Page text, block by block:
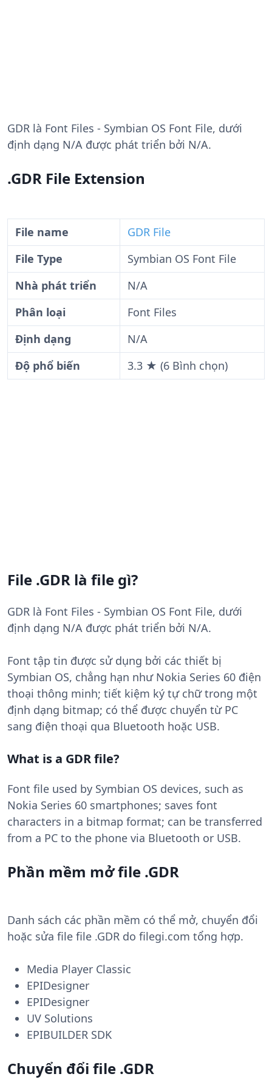
GDR là Font Files - Symbian OS Font File, dưới
định dạng N/A được phát triển bởi N/A.
.GDR File Extension
File name
GDR File
File Type
Symbian OS Font File
Nhà phát triển
N/A
Phân loại
Font Files
Định dạng
N/A
Độ phổ biến
3.3 ★ (6 Bình chọn)
File .GDR là file gì?
GDR là Font Files - Symbian OS Font File, dưới
định dạng N/A được phát triển bởi N/A.
Font tập tin được sử dụng bởi các thiết bị
Symbian OS, chẳng hạn như Nokia Series 60 điện
thoại thông minh; tiết kiệm ký tự chữ trong một
định dạng bitmap; có thể được chuyển từ PC
sang điện thoại qua Bluetooth hoặc USB.
What is a GDR file?
Font file used by Symbian OS devices, such as
Nokia Series 60 smartphones; saves font
characters in a bitmap format; can be transferred
from a PC to the phone via Bluetooth or USB.
Phần mềm mở file .GDR
Danh sách các phần mềm có thể mở, chuyển đổi
hoặc sửa file file .GDR do filegi.com tổng hợp.
Media Player Classic
EPIDesigner
EPIDesigner
UV Solutions
EPIBUILDER SDK
Chuyển đổi file .GDR